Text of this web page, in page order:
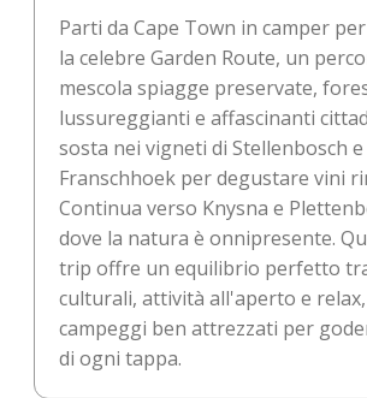
Parti da Cape Town in camper
la celebre Garden Route, un
mescola spiagge preservate,
lussureggianti e affascinanti
sosta nei vigneti di Stellenbosch e
Franschhoek per degustare vini
Continua verso Knysna e
dove la natura è onnipresente.
trip offre un equilibrio perfetto
culturali, attività all'aperto e
campeggi ben attrezzati per
di ogni tappa.